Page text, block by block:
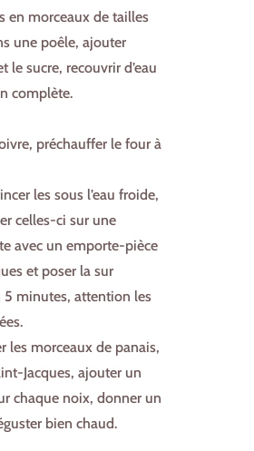
en morceaux de tailles
une poêle, ajouter
le sucre, recouvrir d’eau
complète.
préchauffer le four à
les sous l’eau froide,
celles-ci sur une
avec un emporte-pièce
et poser la sur
5 minutes, attention les
les morceaux de panais,
Jacques, ajouter un
chaque noix, donner un
bien chaud.